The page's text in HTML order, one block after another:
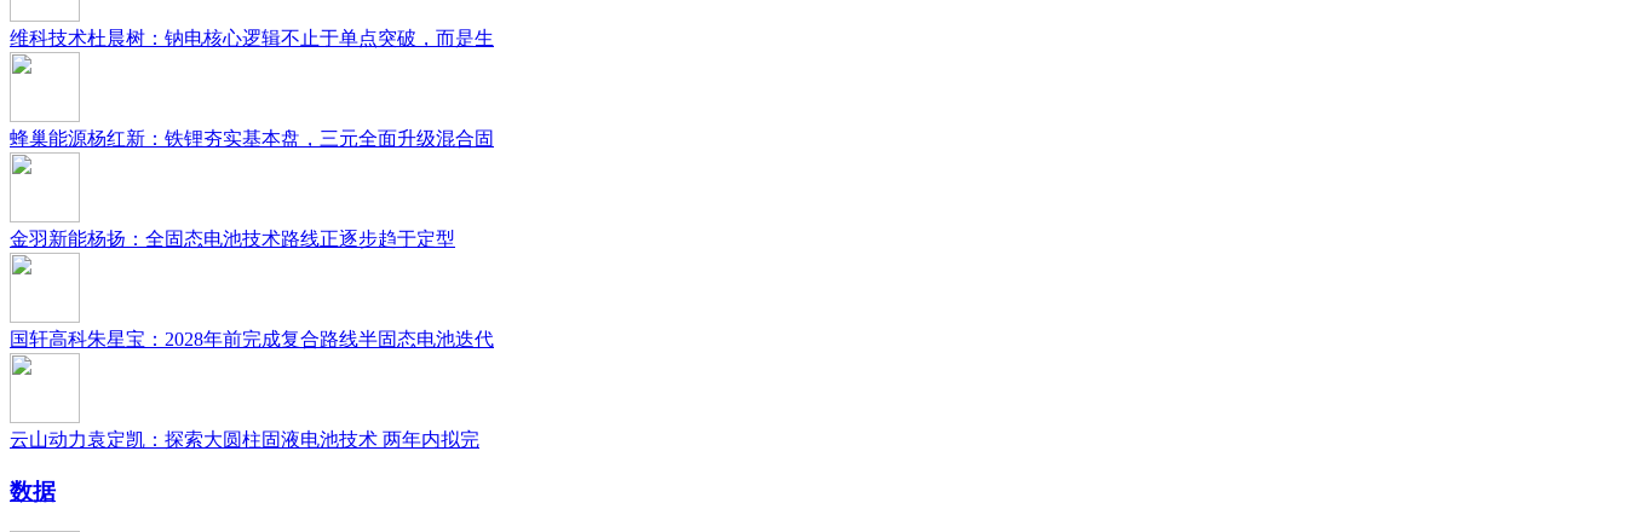
维科技术杜晨树：钠电核心逻辑不止于单点突破，而是生
蜂巢能源杨红新：铁锂夯实基本盘，三元全面升级混合固
金羽新能杨扬：全固态电池技术路线正逐步趋于定型
国轩高科朱星宝：2028年前完成复合路线半固态电池迭代
云山动力袁定凯：探索大圆柱固液电池技术 两年内拟完
数据